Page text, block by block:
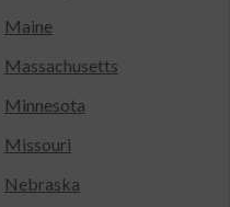
Maine
Massachusetts
Minnesota
Missouri
Nebraska